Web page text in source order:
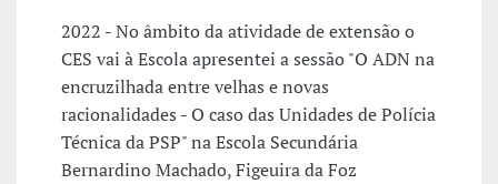
2022 - No âmbito da atividade de extensão o
CES vai à Escola apresentei a sessão "O ADN na
encruzilhada entre velhas e novas
racionalidades - O caso das Unidades de Polícia
Técnica da PSP" na Escola Secundária
Bernardino Machado, Figeuira da Foz